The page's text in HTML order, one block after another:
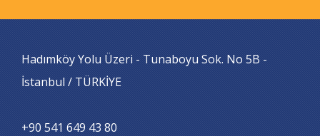
Hadımköy Yolu Üzeri - Tunaboyu Sok. No 5B -
İstanbul / TÜRKİYE
+90 541 649 43 80